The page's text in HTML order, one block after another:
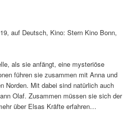
auf Deutsch, Kino: Stern Kino Bonn,
als sie anfängt, eine mysteriöse
führen sie zusammen mit Anna und
Norden. Mit dabei sind natürlich auch
Olaf. Zusammen müssen sie sich der
über Elsas Kräfte erfahren…